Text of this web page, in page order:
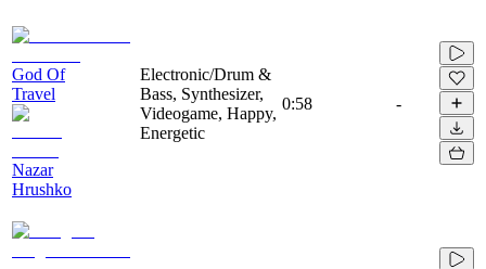
God Of
Travel
Nazar
Hrushko
Electronic/Drum &
Bass, Synthesizer,
Videogame, Happy,
Energetic
0:58 -